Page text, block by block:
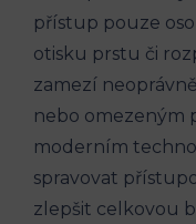
přístup pouze
otisku prstu či
zamezí
nebo omezeným
moderním
spravovat
zlepšit celkovou